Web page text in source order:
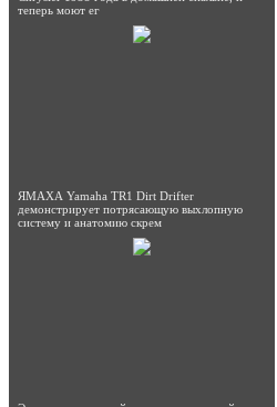
теперь моют ег
ЯМАХА Yamaha TR1 Dirt Drifter
демонстрирует потрясающую выхлопную
систему и анатомию скрем